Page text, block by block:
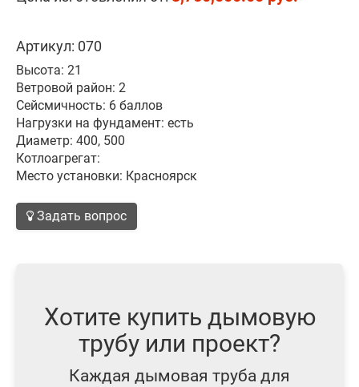
Артикул: 070
Высота: 21
Ветровой район: 2
Сейсмичность: 6 баллов
Нагрузки на фундамент: есть
Диаметр: 400, 500
Котлоагрегат:
Место установки: Красноярск
Задать вопрос
Хотите купить дымовую
трубу или проект?
Каждая дымовая труба для